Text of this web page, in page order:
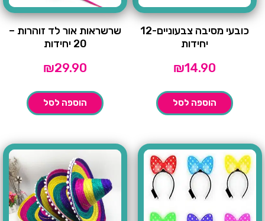
כובעי מסיבה צבעוניים-12
יחידות
₪14.90
הוספה לסל
שרשראות אור לד זוהרות –
20 יחידות
₪29.90
הוספה לסל